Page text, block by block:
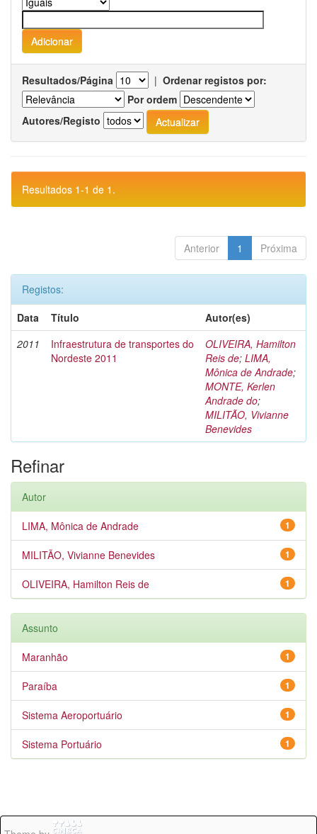
Resultados/Página | Ordenar registos por:
Por ordem
Autores/Registo
Resultados 1-1 de 1.
Anterior 1 Próxima
Registos:
Data
Título
Autor(es)
2011
Infraestrutura de transportes do
Nordeste 2011
OLIVEIRA, Hamilton
Reis de; LIMA,
Mônica de Andrade;
MONTE, Kerlen
Andrade do;
MILITÃO, Vivianne
Benevides
Refinar
Autor
1
LIMA, Mônica de Andrade
1
MILITÃO, Vivianne Benevides
1
OLIVEIRA, Hamilton Reis de
Assunto
1
Maranhão
1
Paraíba
1
Sistema Aeroportuário
1
Sistema Portuário